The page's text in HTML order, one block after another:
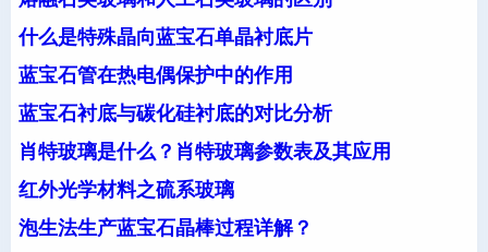
什么是特殊晶向蓝宝石单晶衬底片
蓝宝石管在热电偶保护中的作用
蓝宝石衬底与碳化硅衬底的对比分析
肖特玻璃是什么？肖特玻璃参数表及其应用
红外光学材料之硫系玻璃
泡生法生产蓝宝石晶棒过程详解？